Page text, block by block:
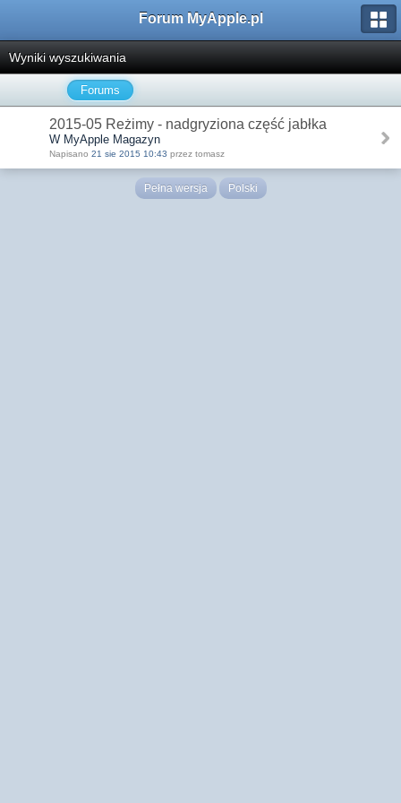
Forum MyApple.pl
Wyniki wyszukiwania
Forums
2015-05 Reżimy - nadgryziona część jabłka
W MyApple Magazyn
Napisano 21 sie 2015 10:43 przez tomasz
Pełna wersja Polski